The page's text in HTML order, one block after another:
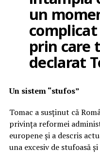
un
prin care
declarat
Un sistem “stufos”
Tomac a susținut că
privința reformei
europene și a descris
una excesiv de stufoasă